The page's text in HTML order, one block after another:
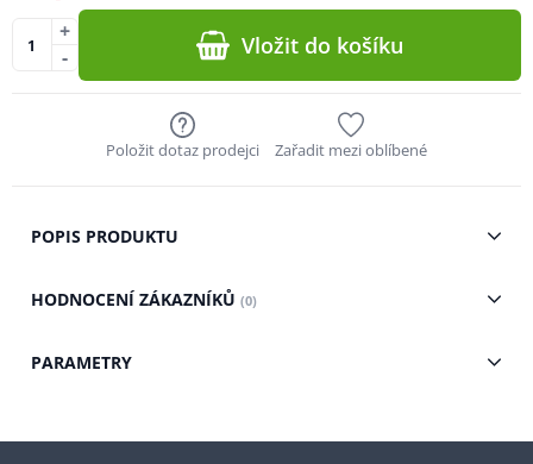
-
+ Vložit do košíku
Položit dotaz prodejci Zařadit mezi oblíbené
POPIS PRODUKTU
HODNOCENÍ ZÁKAZNÍKŮ (0)
PARAMETRY